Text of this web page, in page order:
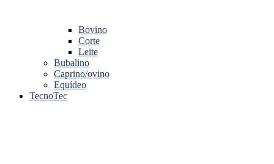
Bovino
Corte
Leite
Bubalino
Caprino/ovino
Equídeo
TecnoTec